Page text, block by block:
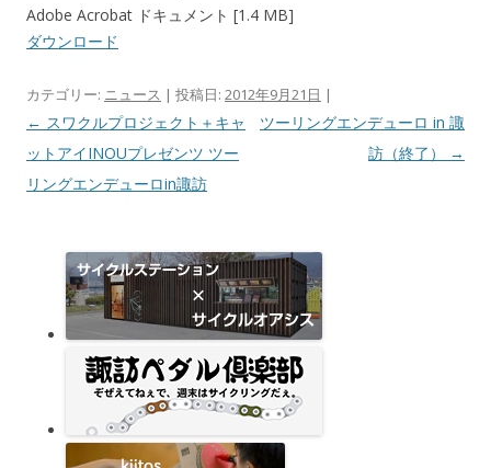
Adobe Acrobat ドキュメント [1.4 MB]
ダウンロード
カテゴリー: ニュース | 投稿日: 2012年9月21日 |
投稿ナビゲーション
← スワクルプロジェクト＋キャ
ットアイINOUプレゼンツ ツー
リングエンデューロin諏訪
ツーリングエンデューロ in 諏
訪（終了）
→